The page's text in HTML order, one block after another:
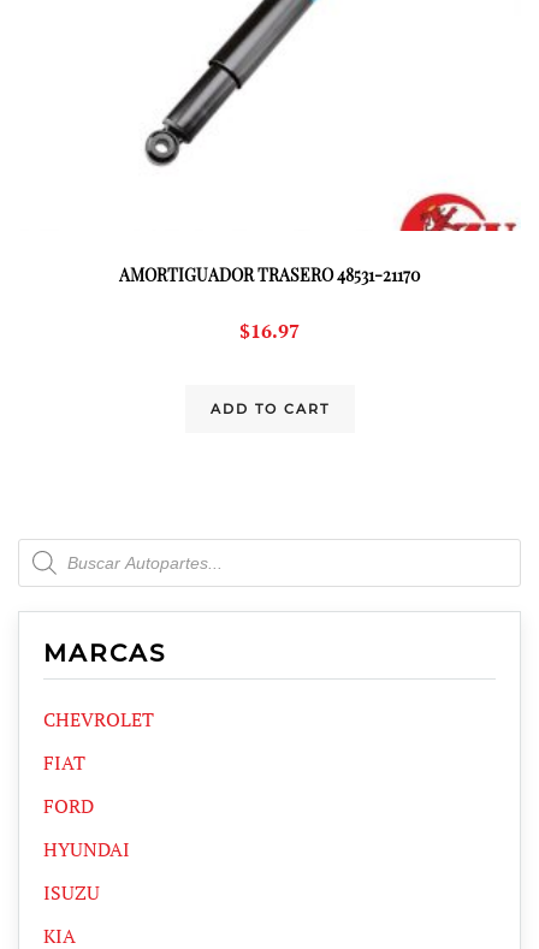
AMORTIGUADOR TRASERO 48531-21170
$16.97
ADD TO CART
Products
search
MARCAS
CHEVROLET
FIAT
FORD
HYUNDAI
ISUZU
KIA